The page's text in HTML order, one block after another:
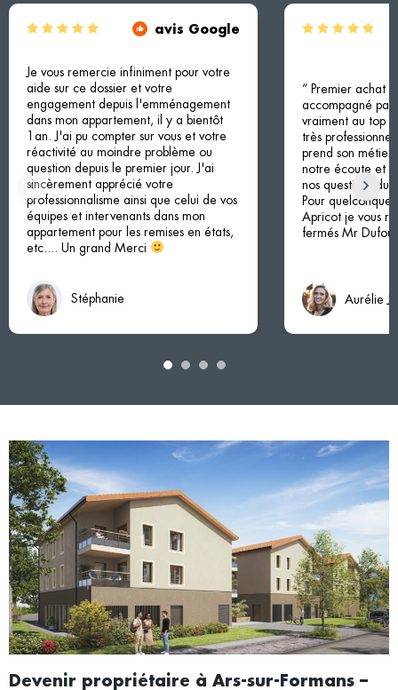
avis Google
Je vous remercie infiniment pour votre
aide sur ce dossier et votre
engagement depuis l'emménagement
dans mon appartement, il y a bientôt
1an. J'ai pu compter sur vous et votre
réactivité au moindre problème ou
question depuis le premier jour. J'ai
sincèrement apprécié votre
professionnalisme ainsi que celui de vos
équipes et intervenants dans mon
appartement pour les remises en états,
etc.... Un grand Merci
Stéphanie
“ Premier achat
accompagné
vraiment au top !
très
prend son
notre écoute et
nos questions du
Pour
Apricot je vous
fermés Mr
Aurélie
Devenir propriétaire à Ars-sur-Formans –